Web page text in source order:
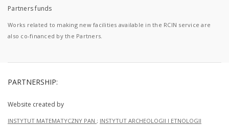
Partners funds
Works related to making new facilities available in the RCIN service are
also co-financed by the Partners.
PARTNERSHIP:
Website created by
INSTYTUT MATEMATYCZNY PAN ; INSTYTUT ARCHEOLOGII I ETNOLOGII